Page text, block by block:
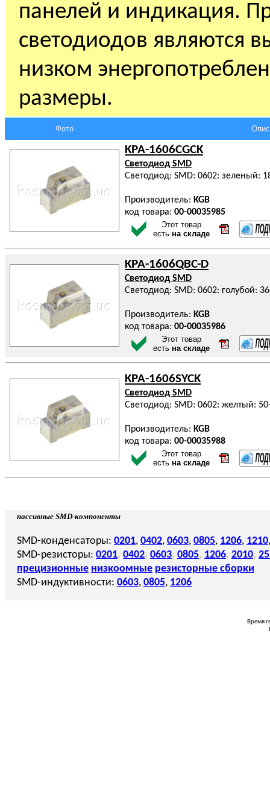
панелей и индикация.
светодиодов являются
низком
размеры.
Фото
KPA-1606CGCK
Светодиод SMD
Светодиод: SMD: 0602: зеленый:
Производитель: KGB
код товара: 00-00035985
Этот товар
есть на складе
KPA-1606QBC-D
Светодиод SMD
Светодиод: SMD: 0602: голубой:
Производитель: KGB
код товара: 00-00035986
Этот товар
есть на складе
KPA-1606SYCK
Светодиод SMD
Светодиод: SMD: 0602: желтый:
Производитель: KGB
код товара: 00-00035988
Этот товар
есть на складе
пассивные SMD-компоненты
SMD-конденсаторы: 0201, 0402, 0603, 0805, 1206, 1210,
SMD-резисторы: 0201, 0402, 0603, 0805, 1206, 2010,
прецизионные низкоомные резисторные сборки
SMD-индуктивности: 0603, 0805, 1206
Время